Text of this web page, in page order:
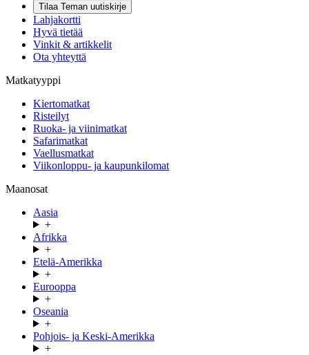
Tilaa Teman uutiskirje
Lahjakortti
Hyvä tietää
Vinkit & artikkelit
Ota yhteyttä
Matkatyyppi
Kiertomatkat
Risteilyt
Ruoka- ja viinimatkat
Safarimatkat
Vaellusmatkat
Viikonloppu- ja kaupunkilomat
Maanosat
Aasia
+
Afrikka
+
Etelä-Amerikka
+
Eurooppa
+
Oseania
+
Pohjois- ja Keski-Amerikka
+